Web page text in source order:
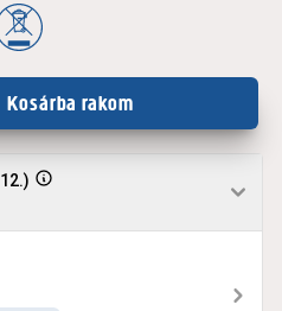
Kosárba rakom